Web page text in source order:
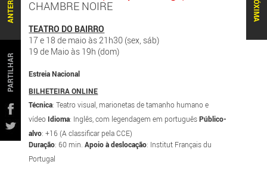
PARTILHAR
CHAMBRE NOIRE
TEATRO DO BAIRRO
17 e 18 de maio às 21h30 (sex, sáb)
19 de Maio às 19h (dom)
Estreia Nacional
BILHETEIRA ONLINE
Técnica: Teatro visual, marionetas de tamanho humano e
vídeo Idioma: Inglês, com legendagem em portuguêsPúblico-
alvo: +16 (A classificar pela CCE)
Duração: 60 min.Apoio à deslocação: Institut Français du
Portugal